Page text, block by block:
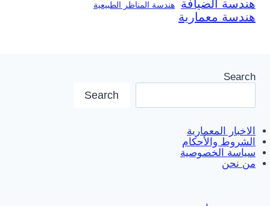
هندسة الضيافة هندسة المناظر الطبيعية
هندسة معمارية
Search
Search
الاخبار المعمارية
الشروط والأحكام
سياسة الخصوصية
من نحن